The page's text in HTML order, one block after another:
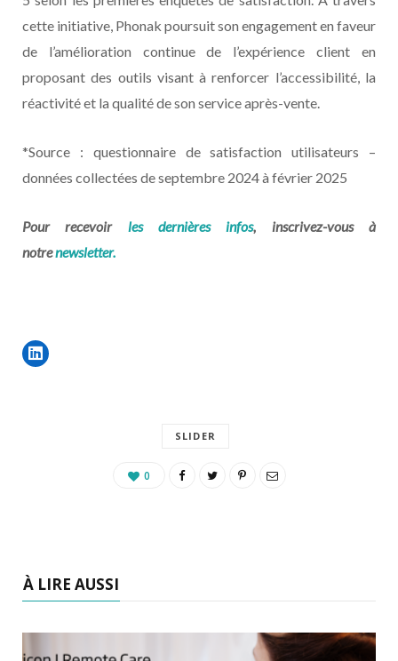
cette initiative, Phonak poursuit son engagement en faveur
de l’amélioration continue de l’expérience client en
proposant des outils visant à renforcer l’accessibilité, la
réactivité et la qualité de son service après-vente.
*Source : questionnaire de satisfaction utilisateurs –
données collectées de septembre 2024 à février 2025
Pour recevoir les dernières infos, inscrivez-vous à
notrenewsletter.
SLIDER
0
À LIRE AUSSI